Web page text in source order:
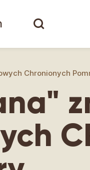
Chronionych